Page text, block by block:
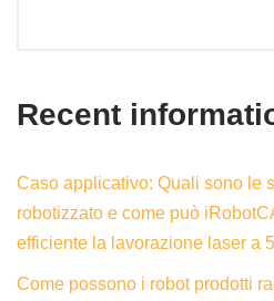
Recent
Caso applicativo: Quali sono le
robotizzato e come può
efficiente la lavorazione laser a
Come possono i robot prodotti